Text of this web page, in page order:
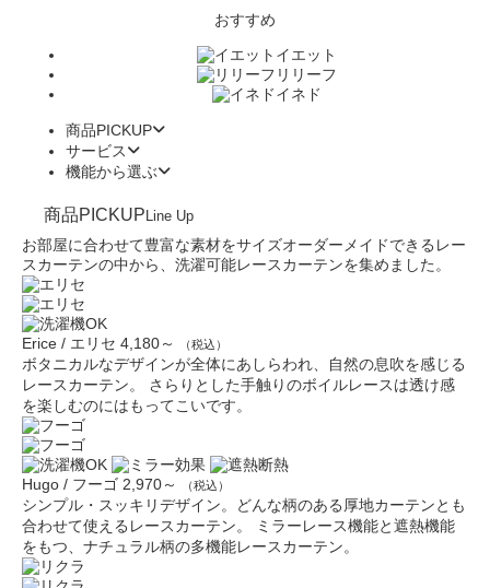
おすすめ
イエット
リリーフ
イネド
商品PICKUP
サービス
機能から選ぶ
商品PICKUP Line Up
お部屋に合わせて豊富な素材をサイズオーダーメイドできるレー
スカーテンの中から、洗濯可能レースカーテンを集めました。
Erice / エリセ 4,180～ （税込）
ボタニカルなデザインが全体にあしらわれ、自然の息吹を感じる
レースカーテン。 さらりとした手触りのボイルレースは透け感
を楽しむのにはもってこいです。
Hugo / フーゴ 2,970～ （税込）
シンプル・スッキリデザイン。どんな柄のある厚地カーテンとも
合わせて使えるレースカーテン。 ミラーレース機能と遮熱機能
をもつ、ナチュラル柄の多機能レースカーテン。